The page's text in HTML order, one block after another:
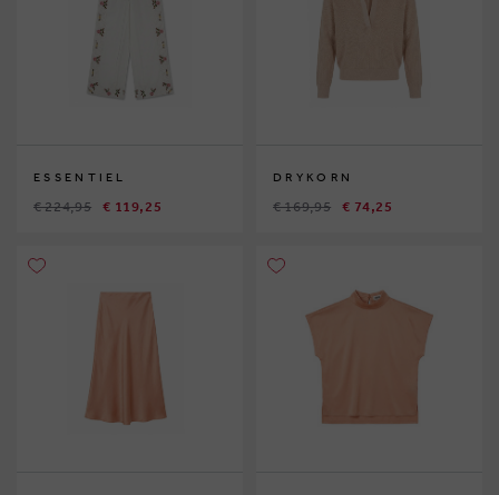
ESSENTIEL
€ 224,95 € 119,25
DRYKORN
€ 169,95 € 74,25